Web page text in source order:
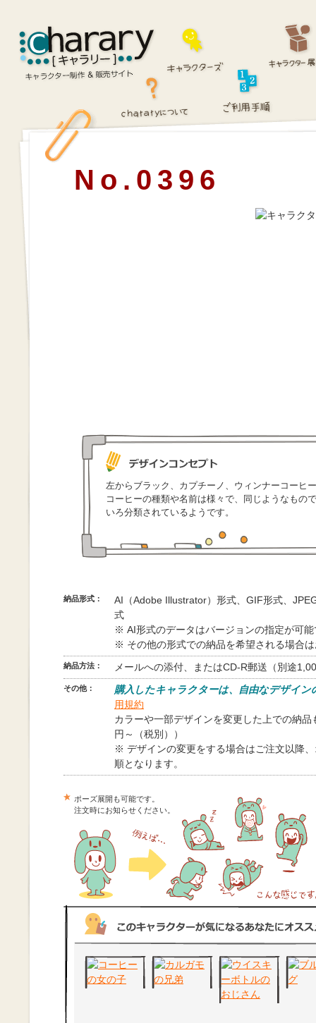
No.0396
左からブラック、カプチーノ、ウィンナーコーヒ
コーヒーの種類や名前は様々で、同じようなもの
いろ分類されているようです。
納品形式：
AI（Adobe Illustrator）形式、GIF形式、
式
※ AI形式のデータはバージョンの指定が可能
※ その他の形式での納品を希望される場合
納品方法： メールへの添付、またはCD-R郵送（別途
その他：
購入したキャラクターは、自由なデザイン
用規約
カラーや一部デザインを変更した上での納
円～（税別））
※ デザインの変更をする場合はご注文以降
順となります。
ポーズ展開も可能です。
注文時にお知らせください。